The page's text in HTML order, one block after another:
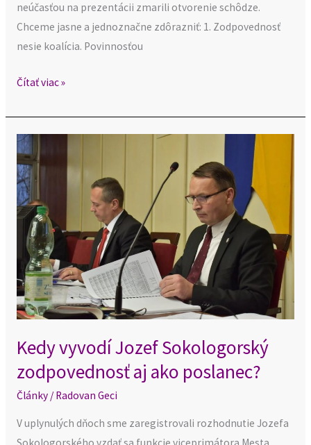
neúčasťou na prezentácii zmarili otvorenie schôdze.
Chceme jasne a jednoznačne zdôrazniť: 1. Zodpovednosť
nesie koalícia. Povinnosťou
Čítať viac »
Kedy vyvodí Jozef Sokologorský
zodpovednosť aj ako poslanec?
Články/ Radovan Geci
V uplynulých dňoch sme zaregistrovali rozhodnutie Jozefa
Kedy
vyvodí
Jozef
Sokologorský
zodpovednosť
ako
poslanec?